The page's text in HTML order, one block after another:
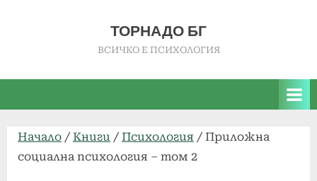
ТОРНАДО БГ
ВСИЧКО Е ПСИХОЛОГИЯ
Начало / Книги / Психология / Приложна
социална психология – том 2